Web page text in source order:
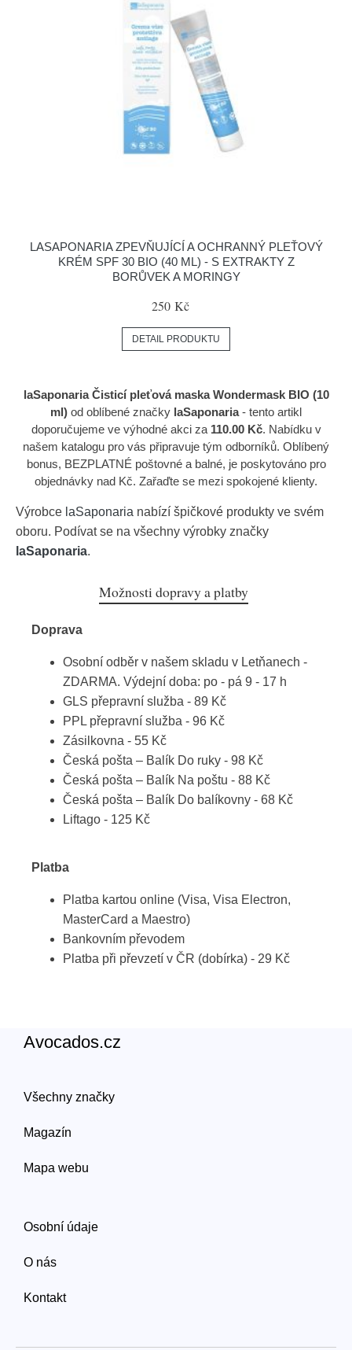
LASAPONARIA ZPEVŇUJÍCÍ A OCHRANNÝ PLEŤOVÝ
KRÉM SPF 30 BIO (40 ML) - S EXTRAKTY Z
BORŮVEK A MORINGY
250 Kč
DETAIL PRODUKTU
laSaponaria Čisticí pleťová maska Wondermask BIO (10
ml) od oblíbené značky laSaponaria- tento artikl
doporučujeme ve výhodné akci za 110.00 Kč. Nabídku v
našem katalogu pro vás připravuje tým odborníků. Oblíbený
bonus, BEZPLATNÉ poštovné a balné, je poskytováno pro
objednávky nad Kč. Zařaďte se mezi spokojené klienty.
Výrobce laSaponaria nabízí špičkové produkty ve svém
oboru. Podívat se na všechny výrobky značky
laSaponaria.
Možnosti dopravy a platby
Doprava
Osobní odběr v našem skladu v Letňanech -
ZDARMA. Výdejní doba: po - pá 9 - 17 h
GLS přepravní služba - 89 Kč
PPL přepravní služba - 96 Kč
Zásilkovna - 55 Kč
Česká pošta – Balík Do ruky - 98 Kč
Česká pošta – Balík Na poštu - 88 Kč
Česká pošta – Balík Do balíkovny - 68 Kč
Liftago - 125 Kč
Platba
Platba kartou online (Visa, Visa Electron,
MasterCard a Maestro)
Bankovním převodem
Platba při převzetí v ČR (dobírka) - 29 Kč
Avocados.cz
Všechny značky
Magazín
Mapa webu
Osobní údaje
O nás
Kontakt